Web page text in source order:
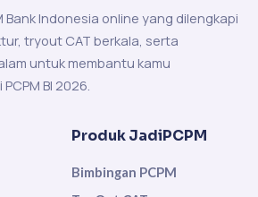
Bank Indonesia online yang dilengkapi
tryout CAT berkala, serta
untuk membantu kamu
BI 2026.
Produk JadiPCPM
Bimbingan PCPM